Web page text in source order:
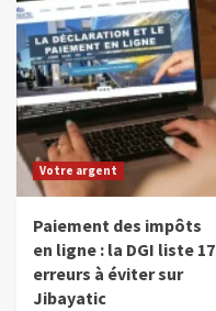
Votre argent
Paiement des impôts
en ligne : la DGI liste 17
erreurs à éviter sur
Jibayatic